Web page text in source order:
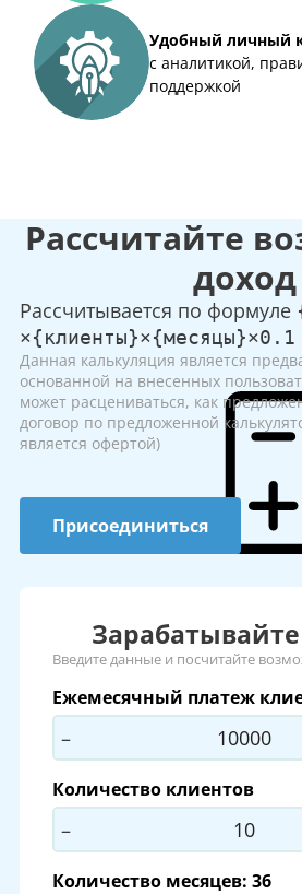
Удобный личный
с аналитикой,
поддержкой
Рассчитайте
доход
Рассчитывается по формуле
×{клиенты}×{месяцы}×0.1
Данная калькуляция является
основанной на внесенных
может расцениваться, как
договор по предложенной
является офертой)
Присоединиться
Введите данные и посчитайте
Ежемесячный платеж
–
Количество клиентов
–
Количество месяцев: 36